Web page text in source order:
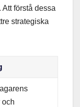
förstå dessa
strategiska
och